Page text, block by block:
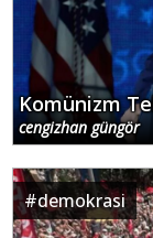
Komünizm
cengizhan güngör
#demokrasi